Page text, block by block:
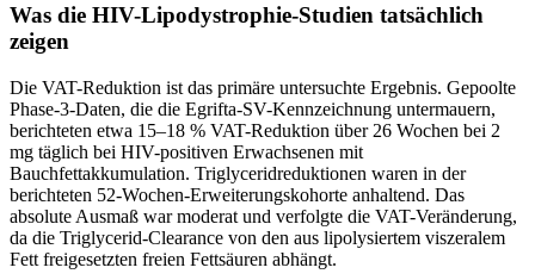
Was die HIV-Lipodystrophie-Studien tatsächlich
zeigen
Die VAT-Reduktion ist das primäre untersuchte Ergebnis. Gepoolte
Phase-3-Daten, die die Egrifta-SV-Kennzeichnung untermauern,
berichteten etwa 15–18 % VAT-Reduktion über 26 Wochen bei 2
mg täglich bei HIV-positiven Erwachsenen mit
Bauchfettakkumulation. Triglyceridreduktionen waren in der
berichteten 52-Wochen-Erweiterungskohorte anhaltend. Das
absolute Ausmaß war moderat und verfolgte die VAT-Veränderung,
da die Triglycerid-Clearance von den aus lipolysiertem viszeralem
Fett freigesetzten freien Fettsäuren abhängt.